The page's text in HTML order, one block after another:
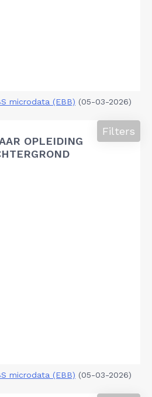
microdata (EBB) (05-03-2026)
OPLEIDING
Filters
microdata (EBB) (05-03-2026)